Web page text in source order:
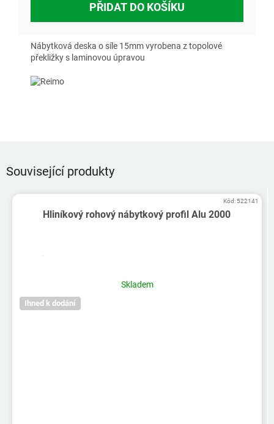
PŘIDAT DO KOŠÍKU
Nábytková deska o síle 15mm vyrobena z topolové
překližky s laminovou úpravou
Související produkty
Hliníkový rohový nábytkový profil Alu 2000
Skladem
Ihned k dodání
Kód: 522141